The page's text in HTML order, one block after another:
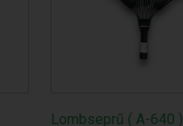
Lombseprű ( A-640 )